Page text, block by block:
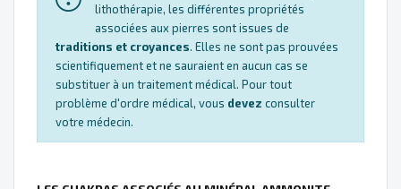
lithothérapie, les différentes propriétés
associées aux pierres sont issues de
traditions et croyances. Elles ne sont pas prouvées
scientifiquement et ne sauraient en aucun cas se
substituer à un traitement médical. Pour tout
problème d'ordre médical, vous devez consulter
votre médecin.